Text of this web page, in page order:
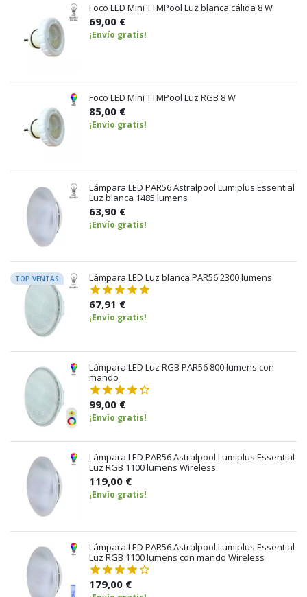
Foco LED Mini TTMPool Luz blanca cálida 8 W
69,00 €
¡Envío gratis!
Foco LED Mini TTMPool Luz RGB 8 W
85,00 €
¡Envío gratis!
Lámpara LED PAR56 Astralpool Lumiplus Essential
Luz blanca 1485 lumens
63,90 €
¡Envío gratis!
TOP VENTAS Lámpara LED Luz blanca PAR56 2300 lumens
67,91 €
¡Envío gratis!
Lámpara LED Luz RGB PAR56 800 lumens con
mando
99,00 €
¡Envío gratis!
Lámpara LED PAR56 Astralpool Lumiplus Essential
Luz RGB 1100 lumens Wireless
119,00 €
¡Envío gratis!
Lámpara LED PAR56 Astralpool Lumiplus Essential
Luz RGB 1100 lumens con mando Wireless
179,00 €